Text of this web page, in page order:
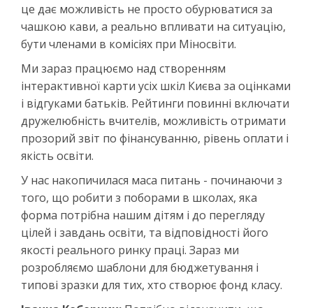
це дає можливість не просто обурюватися за
чашкою кави, а реально впливати на ситуацію,
бути членами в комісіях при Міносвіти.
Ми зараз працюємо над створенням
інтерактивної карти усіх шкіл Києва за оцінками
і відгуками батьків. Рейтинги повинні включати
дружелюбність вчителів, можливість отримати
прозорий звіт по фінансуванню, рівень оплати і
якість освіти.
У нас накопичилася маса питань - починаючи з
того, що робити з поборами в школах, яка
форма потрібна нашим дітям і до перегляду
цілей і завдань освіти, та відповідності його
якості реального ринку праці. Зараз ми
розробляємо шаблони для бюджетування і
типові зразки для тих, хто створює фонд класу.